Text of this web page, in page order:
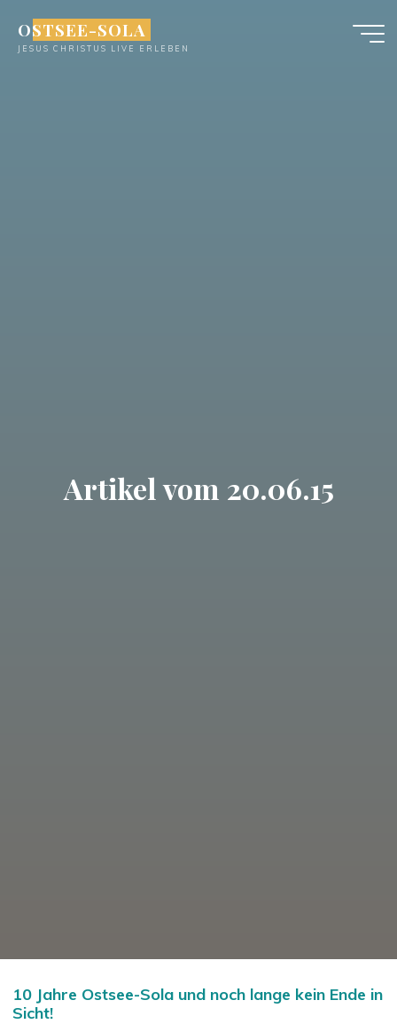
Inhalt
springen
OSTSEE-SOLA
JESUS CHRISTUS LIVE ERLEBEN
Artikel vom 20.06.15
10 Jahre Ostsee-Sola und noch lange kein Ende in
Sicht!